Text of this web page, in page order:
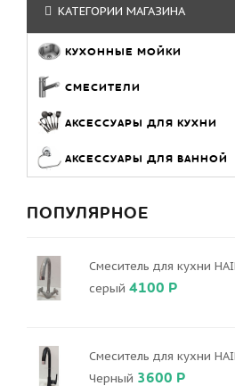
КАТЕГОРИИ МАГАЗИНА
КУХОННЫЕ МОЙКИ
СМЕСИТЕЛИ
АКСЕССУАРЫ ДЛЯ КУХНИ
АКСЕССУАРЫ ДЛЯ ВАННОЙ
ПОПУЛЯРНОЕ
Смеситель для кухни
серый 4100 Р
Смеситель для кухни
Черный 3600 Р